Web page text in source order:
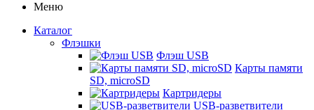
Меню
Каталог
Флэшки
Флэш USB
Карты памяти
SD, microSD
Картридеры
USB-разветвители